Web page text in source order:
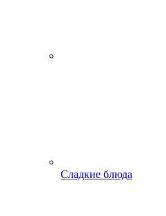
Сладкие блюда